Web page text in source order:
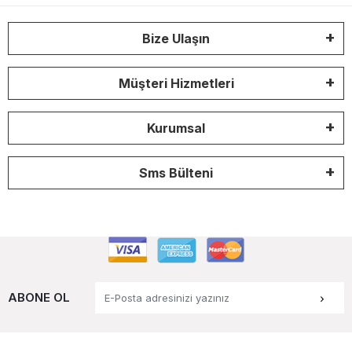
Bize Ulaşın
Müşteri Hizmetleri
Kurumsal
Sms Bülteni
ABONE OL